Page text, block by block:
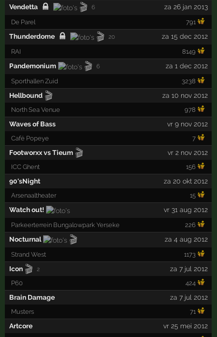
Vendetta 🎬 6 za 26 jan 2013
De Parel 791
Thunderdome 🎬 20 za 15 dec 2012
RAI 8149
Pandemonium 🎬 6 za 1 dec 2012
Sporthallen Zuid 3238
Hellbound 🎬 za 10 nov 2012
North Sea Venue 978
Waves of Bass vr 9 nov 2012
Café Popeye 7
Footworxx vs Tieum 🎬 vr 2 nov 2012
ICC Ghent 156
90'sNight za 20 okt 2012
Arsenaaltheater 15
Watch out! vr 31 aug 2012
Parkeerterrein Bungalowpark Yerseke 226
Nocturnal 🎬 za 4 aug 2012
Strand West 1173
Icon 🎬 2 za 7 jul 2012
P60 424
Brain Damage za 7 jul 2012
Musters 71
Artcore vr 25 mei 2012